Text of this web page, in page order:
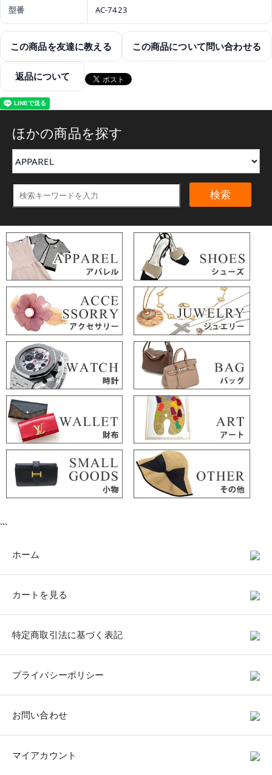
型番 AC-7423
この商品を友達に教える この商品について問い合わせる
返品について
ほかの商品を探す
検索
```
ホーム
カートを見る
特定商取引法に基づく表記
プライバシーポリシー
お問い合わせ
マイアカウント